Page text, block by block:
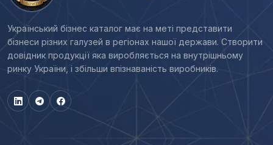
Український бізнес каталог має на меті представити
бізнеси різних галузей в регіонах нашої держави. Створити
довідник продукції яка виробляється на внутрішньому
ринку України, і збільши впізнаваність виробників.